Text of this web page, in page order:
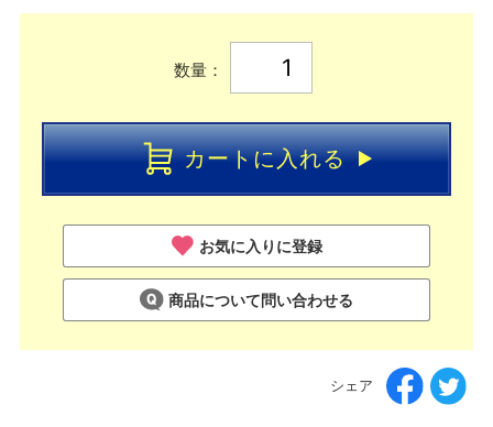
数量：
カートに入れる
お気に入りに登録
商品について問い合わせる
シェア